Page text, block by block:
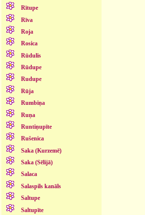
Rītupe
Rīva
Roja
Rosica
Rūdulis
Rūdupe
Rudupe
Rūja
Rumbiņa
Ruņa
Runtiņupīte
Rušenica
Saka (Kurzemē)
Saka (Sēlijā)
Salaca
Salaspils kanāls
Saltupe
Saltupīte